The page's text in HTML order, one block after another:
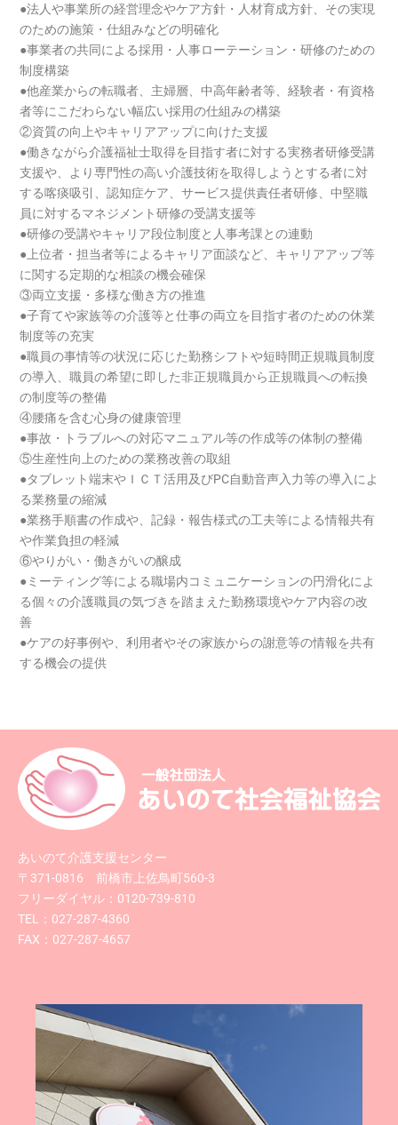
●法人や事業所の経営理念やケア方針・人材育成方針、その実現
のための施策・仕組みなどの明確化
●事業者の共同による採用・人事ローテーション・研修のための
制度構築
●他産業からの転職者、主婦層、中高年齢者等、経験者・有資格
者等にこだわらない幅広い採用の仕組みの構築
②資質の向上やキャリアアップに向けた支援
●働きながら介護福祉士取得を目指す者に対する実務者研修受講
支援や、より専門性の高い介護技術を取得しようとする者に対
する喀痰吸引、認知症ケア、サービス提供責任者研修、中堅職
員に対するマネジメント研修の受講支援等
●研修の受講やキャリア段位制度と人事考課との連動
●上位者・担当者等によるキャリア面談など、キャリアアップ等
に関する定期的な相談の機会確保
③両立支援・多様な働き方の推進
●子育てや家族等の介護等と仕事の両立を目指す者のための休業
制度等の充実
●職員の事情等の状況に応じた勤務シフトや短時間正規職員制度
の導入、職員の希望に即した非正規職員から正規職員への転換
の制度等の整備
④腰痛を含む心身の健康管理
●事故・トラブルへの対応マニュアル等の作成等の体制の整備
⑤生産性向上のための業務改善の取組
●タブレット端末やＩＣＴ活用及びPC自動音声入力等の導入によ
る業務量の縮減
●業務手順書の作成や、記録・報告様式の工夫等による情報共有
や作業負担の軽減
⑥やりがい・働きがいの醸成
●ミーティング等による職場内コミュニケーションの円滑化によ
る個々の介護職員の気づきを踏まえた勤務環境やケア内容の改
善
●ケアの好事例や、利用者やその家族からの謝意等の情報を共有
する機会の提供
あいのて介護支援センター
〒371-0816 前橋市上佐鳥町560-3
フリーダイヤル：0120-739-810
TEL：027-287-4360
FAX：027-287-4657